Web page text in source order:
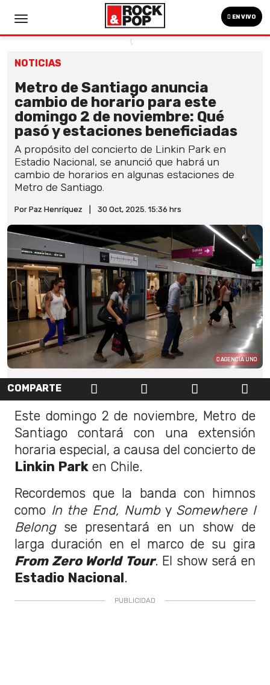
EN VIVO
NOTICIAS
Metro de Santiago anuncia
cambio de horario para este
domingo 2 de noviembre: Qué
pasó y estaciones beneficiadas
A propósito del concierto de Linkin Park en
Estadio Nacional, se anunció que habrá un
cambio de horarios en algunas estaciones de
Metro de Santiago.
Por Paz Henríquez 30 Oct, 2025. 15:36 hrs
AGENCIA UNO
COMPARTE
Este domingo 2 de noviembre, Metro de
Santiago contará con una extensión
horaria especial, a causa del concierto de
Linkin Park en Chile.
Recordemos que la banda con himnos
como In the End, Numby Somewhere I
Belongse presentará en un show de
larga duración en el marco de su gira
From Zero World Tour. El show será en
Estadio Nacional.